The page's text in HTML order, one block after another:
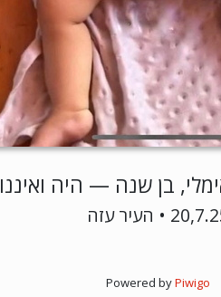
בן שנה — היה ואיננו
• העיר עזה
Powered byPiwigo